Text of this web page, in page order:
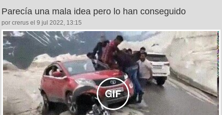
Parecía una mala idea pero lo han conseguido
por crerus el 9 jul 2022, 13:15